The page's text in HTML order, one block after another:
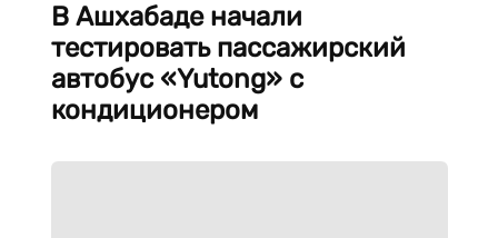
В Ашхабаде начали
тестировать пассажирский
автобус «Yutong» с
кондиционером